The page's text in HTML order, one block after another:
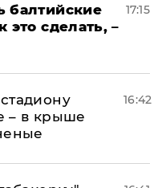
балтийские
это сделать, –
17:15
– в крыше
16:42